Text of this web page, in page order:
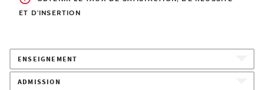
ET D'INSERTION
ENSEIGNEMENT
ADMISSION